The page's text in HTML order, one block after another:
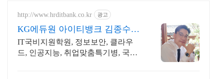
http://www.hrditbank.co.kr 광고
KG에듀원 아이티뱅크 김종수
27년경력전문가 IT취업상담
IT국비지원학원, 정보보안, 클라우
드, 인공지능, 취업맞춤특기병, 국비